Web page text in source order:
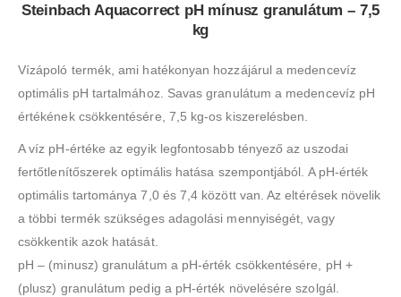
Steinbach Aquacorrect pH mínusz granulátum – 7,5
kg
Vízápoló termék, ami hatékonyan hozzájárul a medencevíz
optimális pH tartalmához. Savas granulátum a medencevíz pH
értékének csökkentésére, 7,5 kg-os kiszerelésben.
A víz pH-értéke az egyik legfontosabb tényező az uszodai
fertőtlenítőszerek optimális hatása szempontjából. A pH-érték
optimális tartománya 7,0 és 7,4 között van. Az eltérések növelik
a többi termék szükséges adagolási mennyiségét, vagy
csökkentik azok hatását.
pH – (minusz) granulátum a pH-érték csökkentésére, pH +
(plusz) granulátum pedig a pH-érték növelésére szolgál.